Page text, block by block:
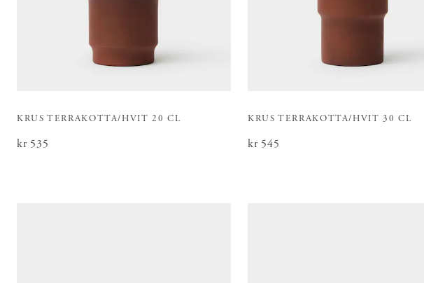
KRUS TERRAKOTTA/HVIT 20 CL
Pris:kr 535
kr 535
KRUS TERRAKOTTA/HVIT 30 CL
Pris:kr 545
kr 545